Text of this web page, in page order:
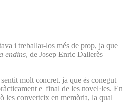
i treballar-los més de prop, ja que
endins, de Josep Enric Dallerès
molt concret, ja que és conegut
el final de les novel·les. En
les converteix en memòria, la qual